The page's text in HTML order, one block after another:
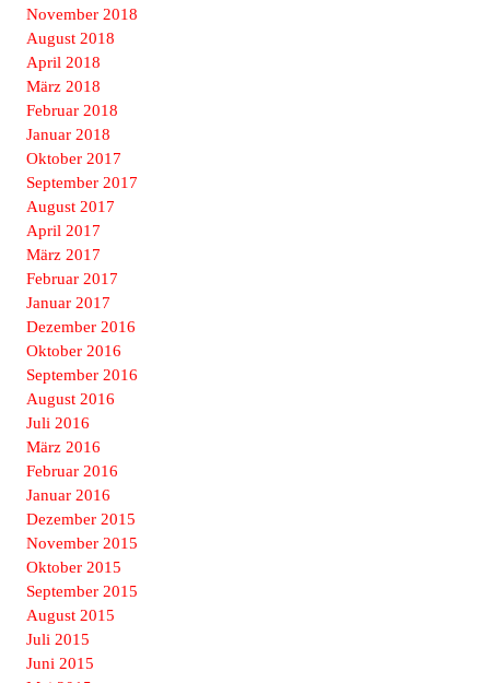
November 2018
August 2018
April 2018
März 2018
Februar 2018
Januar 2018
Oktober 2017
September 2017
August 2017
April 2017
März 2017
Februar 2017
Januar 2017
Dezember 2016
Oktober 2016
September 2016
August 2016
Juli 2016
März 2016
Februar 2016
Januar 2016
Dezember 2015
November 2015
Oktober 2015
September 2015
August 2015
Juli 2015
Juni 2015